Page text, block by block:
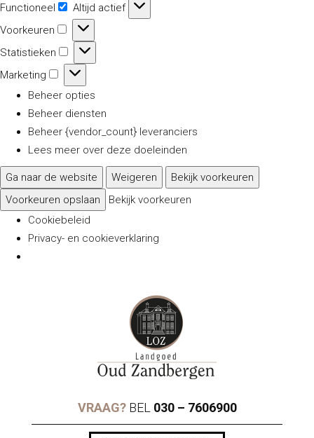
Functioneel
Functioneel
Altijd actief
Voorkeuren
Voorkeuren
Statistieken
Statistieken
Marketing
Marketing
Beheer opties
Beheer diensten
Beheer {vendor_count} leveranciers
Lees meer over deze doeleinden
Ga naar de website Weigeren
Bekijk voorkeuren
Voorkeuren opslaan
Bekijk voorkeuren
Cookiebeleid
Privacy- en cookieverklaring
VRAAG?BEL 030 – 7606900